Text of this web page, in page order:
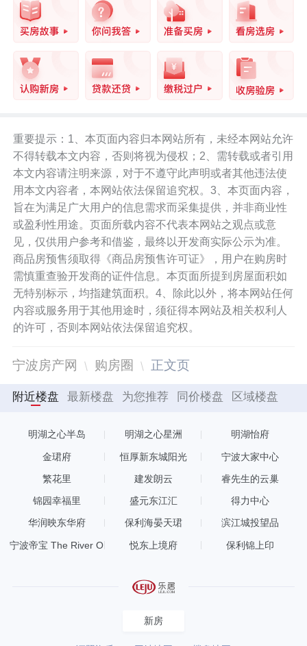
重要提示：1、本页面内容归本网站所有，未经本网站允许
不得转载本文内容，否则将视为侵权；2、需转载或者引用
本文内容请注明来源，对于不遵守此声明或者其他违法使
用本文内容者，本网站依法保留追究权。3、本页面内容，
旨在为满足广大用户的信息需求而采集提供，并非商业性
或盈利性用途。页面所载内容不代表本网站之观点或意
见，仅供用户参考和借鉴，最终以开发商实际公示为准。
商品房预售须取得《商品房预售许可证》，用户在购房时
需慎重查验开发商的证件信息。本页面所提到房屋面积如
无特别标示，均指建筑面积。4、除此以外，将本网站任何
内容或服务用于其他用途时，须征得本网站及相关权利人
的许可，否则本网站依法保留追究权。
宁波房产网 购房圈 正文页
附近楼盘 最新楼盘 为您推荐 同价楼盘 区域楼盘
明湖之心半岛 明湖之心星洲 明湖怡府
金珺府 恒厚新东城阳光 宁波大家中心
繁花里 建发朗云 睿先生的云巢
锦园幸福里 盛元东江汇 得力中心
华润映东华府 保利海晏天珺 滨江城投望品
宁波帝宝 The River O
悦东上境府 保利锦上印
新房